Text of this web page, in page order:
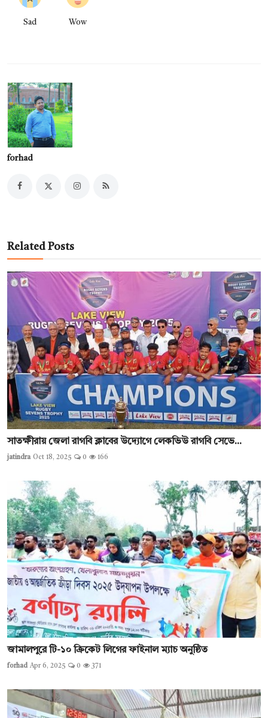
Sad Wow
forhad
Related Posts
সাতক্ষীরায় জেলা রাগবি ক্লাবের উদ্যোগে লেকভিউ রাগবি সেভে...
jatindra Oct 18, 2025 0 166
জামালপুরে টি-১০ ক্রিকেট লিগের ফাইনাল ম্যাচ অনুষ্ঠিত
forhad Apr 6, 2025 0 371